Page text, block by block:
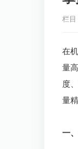
栏
在
量
度
量
一